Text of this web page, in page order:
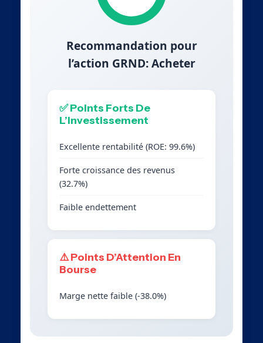
Recommandation pour
l’action GRND: Acheter
✅ Points Forts De
L’Investissement
Excellente rentabilité (ROE: 99.6%)
Forte croissance des revenus
(32.7%)
Faible endettement
⚠️ Points D’Attention En
Bourse
Marge nette faible (-38.0%)